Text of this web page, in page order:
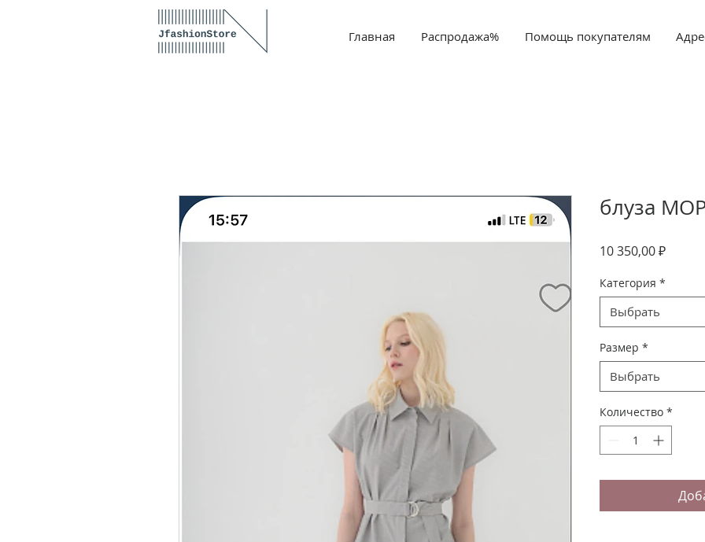
Главная Распродажа% Помощь покупателям
блуза
10 350,00 ₽Цена
Категория *
Выбрать
Размер *
Выбрать
Количество *